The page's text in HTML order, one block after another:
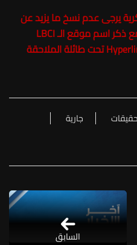
يرجى عدم نسخ ما يزيد عن
20 في المئة من مضمون الخبر مع ذكر اسم موقع الـ LBCI
الالكتروني وارفاقه برابط الخبر Hyperlink تحت طائلة الملاحقة
جارية
السابق